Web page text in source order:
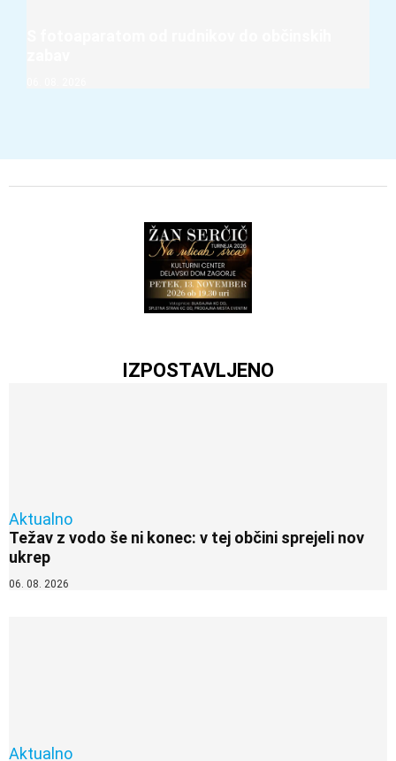
IZPOSTAVLJENO
Aktualno
Težav z vodo še ni konec: v tej občini sprejeli nov
ukrep
06. 08. 2026
Aktualno